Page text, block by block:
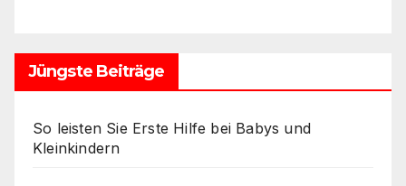
Jüngste Beiträge
So leisten Sie Erste Hilfe bei Babys und
Kleinkindern